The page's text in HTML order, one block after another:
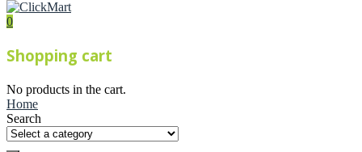
0
Shopping cart
No products in the cart.
Home
Search